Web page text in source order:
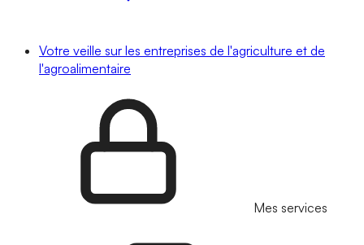
Votre veille sur les entreprises de l'agriculture et de
l'agroalimentaire
Mes services